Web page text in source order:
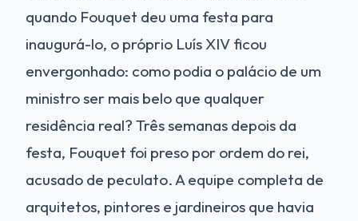
quando Fouquet deu uma festa para
inaugurá-lo, o próprio Luís XIV ficou
envergonhado: como podia o palácio de um
ministro ser mais belo que qualquer
residência real? Três semanas depois da
festa, Fouquet foi preso por ordem do rei,
acusado de peculato. A equipe completa de
arquitetos, pintores e jardineiros que havia